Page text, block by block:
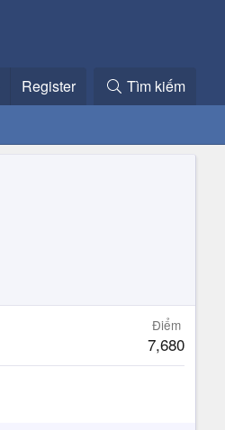
Register Tìm kiếm
Điểm
7,680